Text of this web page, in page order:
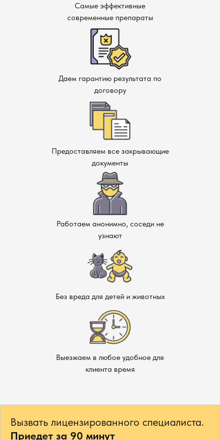
приступить к работе уже через несколько часов!
Самые эффективные
современные препараты
Даем гарантию результата по
договору
Предоставляем все закрывающие
документы
Работаем анонимно, соседи не
узнают
Без вреда для детей и животных
Выезжаем в любое удобное для
клиента время
Вызвать лицензированного специалиста.
Приедет за 90 минут